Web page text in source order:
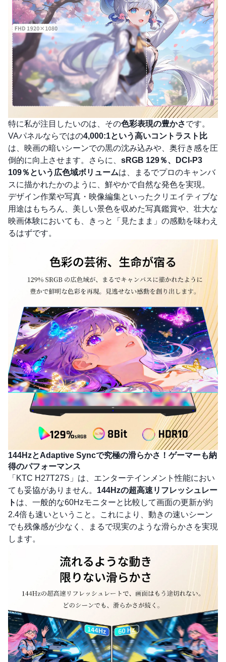
特に私が注目したいのは、その色彩表現の豊かさです。
VAパネルならではの4,000:1という高いコントラスト比
は、映画の暗いシーンでの黒の沈み込みや、奥行き感を圧
倒的に向上させます。さらに、 sRGB 129％、DCI-P3
109％という広色域ボリュームは、まるでプロのキャンバ
スに描かれたかのように、鮮やかで自然な発色を実現。
デザイン作業や写真・映像編集といったクリエイティブな
用途はもちろん、美しい景色を収めた写真鑑賞や、壮大な
映画体験においても、きっと「見たまま」の感動を味わえ
るはずです。
144HzとAdaptive Syncで究極の滑らかさ！ゲーマーも納
得のパフォーマンス
「KTC H27T27S」は、エンターテインメント性能におい
ても妥協がありません。 144Hzの超高速リフレッシュレー
ト は、一般的な60Hzモニターと比較して画面の更新が約
2.4倍も速いということ。これにより、動きの速いシーン
でも残像感が少なく、まるで現実のような滑らかさを実現
します。